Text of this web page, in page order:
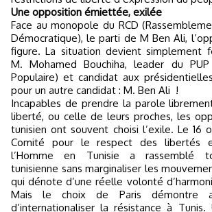
Une opposition émiettée, exilée
Face au monopole du RCD
Démocratique), le parti de M Ben Ali,
figure. La situation devient simplement
M. Mohamed Bouchiha, leader du
Populaire) et candidat aux
pour un autre candidat : M. Ben Ali !
Incapables de prendre la parole
liberté, ou celle de leurs proches, les
tunisien ont souvent choisi l’exile. Le 16
Comité pour le respect des libertés
l’Homme en Tunisie a rassemblé
tunisienne sans marginaliser les
qui dénote d’une réelle volonté
Mais le choix de Paris démontre
d’internationaliser la résistance à